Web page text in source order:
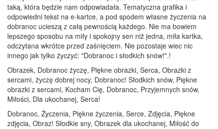
taką, która będzie nam odpowiadała. Tematyczna grafika i
odpowiedni tekst na e-kartce, a pod spodem własne życzenia na
dobranoc ucieszą z całą pewnością każdego. Nie ma bowiem
lepszego sposobu na miły i spokojny sen niż jedna, miła kartka,
odczytana wkrótce przed zaśnięciem. Nie pozostaje wiec nic
innego jak tylko życzyć: "Dobranoc i słodkich snów!".!
Obrazek, Dobranoc życzę, Piękne obrazki, Serca, Obrazki z
sercami, życzę dobrej nocy, Dobranoc! Słodkich snów, Piękne
obrazki z sercami, Kocham Cię, Dobranoc, Przyjemnych snów,
Miłości, Dla ukochanej, Serca!
Dobranoc, Życzenia, Piękne życzenia, Serce, Zdjęcia, Piękne
zdjęcia, Obraz! Słodkie sny, Obrazek dla ukochanej, Miłość do